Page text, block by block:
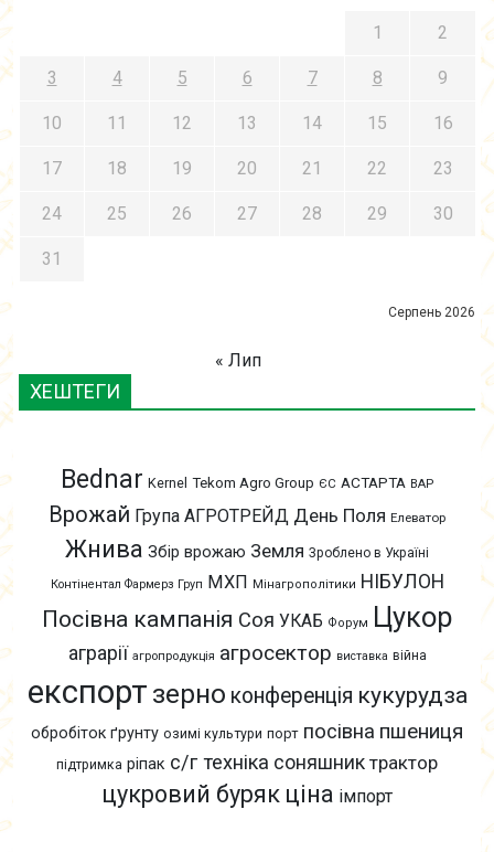
Серпень 2026
1 2
3 4 5 6 7 8 9
10 11 12 13 14 15 16
17 18 19 20 21 22 23
24 25 26 27 28 29 30
31
« Лип
ХЕШТЕГИ
Bednar Kernel Tekom Agro Group ЄС АСТАРТА ВАР
Врожай Група АГРОТРЕЙД День Поля Елеватор
Жнива Збір врожаю Земля Зроблено в Україні
Контінентал Фармерз Груп МХП Мінагрополітики НІБУЛОН
Посівна кампанія Соя УКАБ Форум Цукор
аграрії агропродукція агросектор виставка війна
експорт зерно конференція кукурудза
обробіток ґрунту озимі культури порт посівна пшениця
підтримка ріпак с/г техніка соняшник трактор
цукровий буряк ціна імпорт